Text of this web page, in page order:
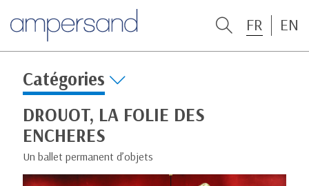
FR EN
Catégories
DROUOT, LA FOLIE DES
ENCHERES
Un ballet permanent d’objets